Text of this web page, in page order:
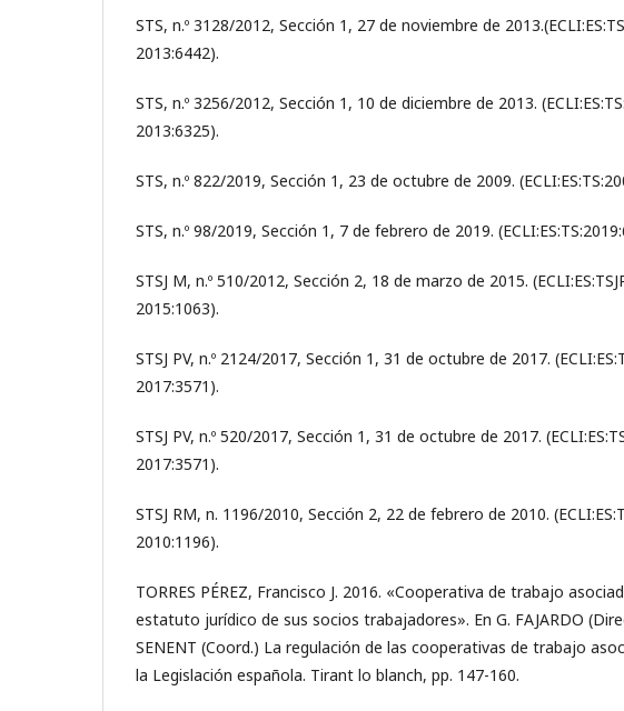
STS, n.º 3128/2012, Sección 1, 27 de noviembre de
2013:6442).
STS, n.º 3256/2012, Sección 1, 10 de diciembre de 2013. (ECLI:ES:TS:
2013:6325).
STS, n.º 822/2019, Sección 1, 23 de octubre de 2009.
STS, n.º 98/2019, Sección 1, 7 de febrero de 2019.
STSJ M, n.º 510/2012, Sección 2, 18 de marzo de 2015.
2015:1063).
STSJ PV, n.º 2124/2017, Sección 1, 31 de octubre de 2017.
2017:3571).
STSJ PV, n.º 520/2017, Sección 1, 31 de octubre de 2017.
2017:3571).
STSJ RM, n. 1196/2010, Sección 2, 22 de febrero de 2010.
2010:1196).
TORRES PÉREZ, Francisco J. 2016. «Cooperativa de trabajo
estatuto jurídico de sus socios trabajadores». En G. FAJARDO
SENENT (Coord.) La regulación de las cooperativas de trabajo
la Legislación española. Tirant lo blanch, pp. 147-160.